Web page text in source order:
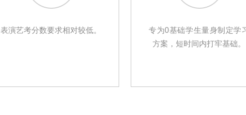
表演艺考分数要求相对较低。
专为0基础学生量身制定学
方案，短时间内打牢基础。